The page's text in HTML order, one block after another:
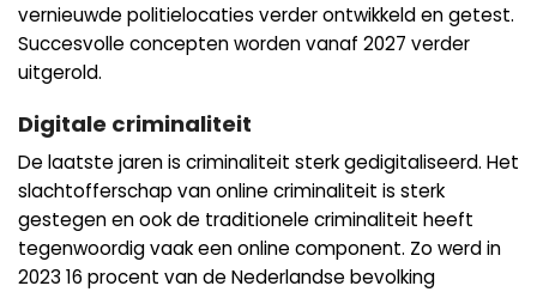
vernieuwde politielocaties verder ontwikkeld en getest.
Succesvolle concepten worden vanaf 2027 verder
uitgerold.
Digitale criminaliteit
De laatste jaren is criminaliteit sterk gedigitaliseerd. Het
slachtofferschap van online criminaliteit is sterk
gestegen en ook de traditionele criminaliteit heeft
tegenwoordig vaak een online component. Zo werd in
2023 16 procent van de Nederlandse bevolking